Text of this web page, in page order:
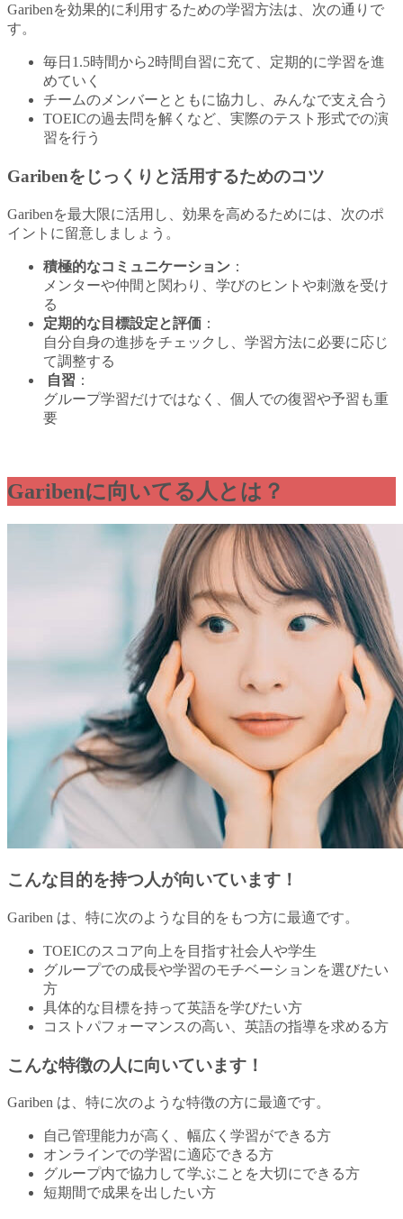
Garibenを効果的に利用するための学習方法は、次の通りで
す。
毎日1.5時間から2時間自習に充て、定期的に学習を進
めていく
チームのメンバーとともに協力し、みんなで支え合う
TOEICの過去問を解くなど、実際のテスト形式での演
習を行う
Garibenをじっくりと活用するためのコツ
Garibenを最大限に活用し、効果を高めるためには、次のポ
イントに留意しましょう。
積極的なコミュニケーション ：
メンターや仲間と関わり、学びのヒントや刺激を受け
る
定期的な目標設定と評価 ：
自分自身の進捗をチェックし、学習方法に必要に応じ
て調整する
自習 ：
グループ学習だけではなく、個人での復習や予習も重
要
Garibenに向いてる人とは？
こんな目的を持つ人が向いています！
Gariben は、特に次のような目的をもつ方に最適です。
TOEICのスコア向上を目指す社会人や学生
グループでの成長や学習のモチベーションを選びたい
方
具体的な目標を持って英語を学びたい方
コストパフォーマンスの高い、英語の指導を求める方
こんな特徴の人に向いています！
Gariben は、特に次のような特徴の方に最適です。
自己管理能力が高く、幅広く学習ができる方
オンラインでの学習に適応できる方
グループ内で協力して学ぶことを大切にできる方
短期間で成果を出したい方